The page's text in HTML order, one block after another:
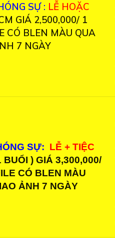
SỰ : LỄ HOẶC
GIÁ 2,500,000/ 1
CÓ BLEN MÀU QUA
7 NGÀY
SỰ: LỄ + TIỆC
BUỔI ) GIÁ 3,300,000/
CÓ BLEN MÀU
ẢNH 7 NGÀY